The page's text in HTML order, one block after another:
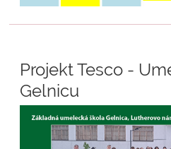
Projekt Tesco -
Gelnicu